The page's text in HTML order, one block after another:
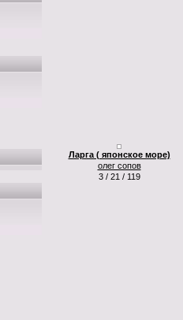
Ларга ( японское море)
олег сопов
3 / 21 / 119